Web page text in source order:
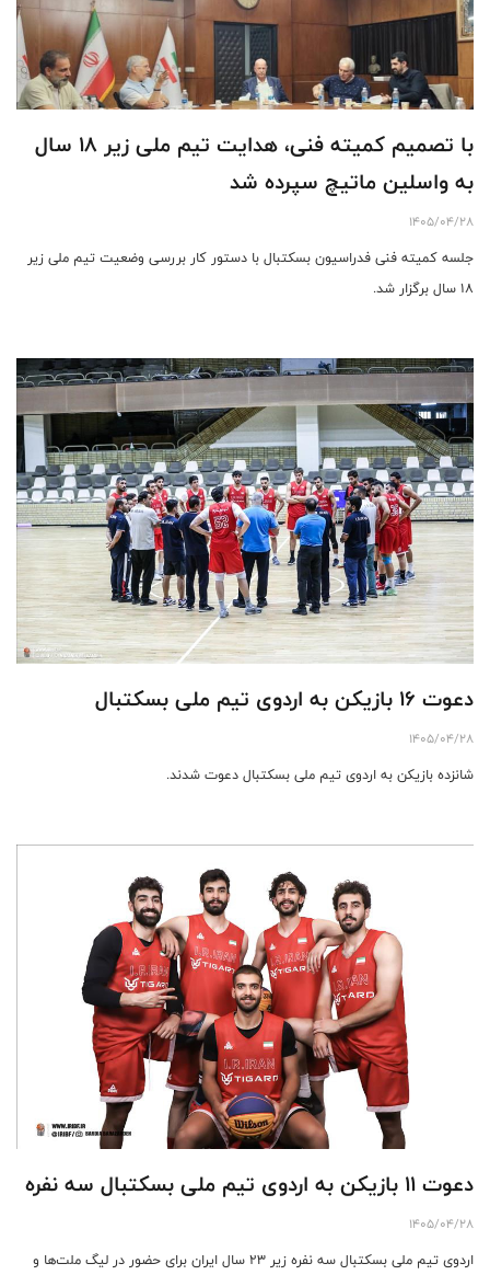
با تصمیم کمیته فنی، هدایت تیم ملی زیر ۱۸ سال
به واسلین ماتیچ سپرده شد
1405/04/28
جلسه کمیته فنی فدراسیون بسکتبال با دستور کار بررسی وضعیت تیم ملی زیر
۱۸ سال برگزار شد.
دعوت ۱۶ بازیکن به اردوی تیم ملی بسکتبال
1405/04/28
شانزده بازیکن به اردوی تیم ملی بسکتبال دعوت شدند.
دعوت ۱۱ بازیکن به اردوی تیم ملی بسکتبال سه نفره
1405/04/28
اردوی تیم ملی بسکتبال سه نفره زیر ۲۳ سال ایران برای حضور در لیگ ملت‌ها و